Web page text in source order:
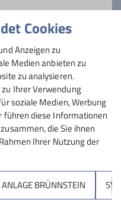
Cookies
Anzeigen zu
Medien anbieten zu
zu analysieren.
Ihrer Verwendung
soziale Medien, Werbung
führen diese Informationen
die Sie ihnen
Ihrer Nutzung der
BRÜNNSTEIN